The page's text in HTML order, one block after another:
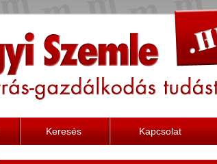
Keresés Kapcsolat